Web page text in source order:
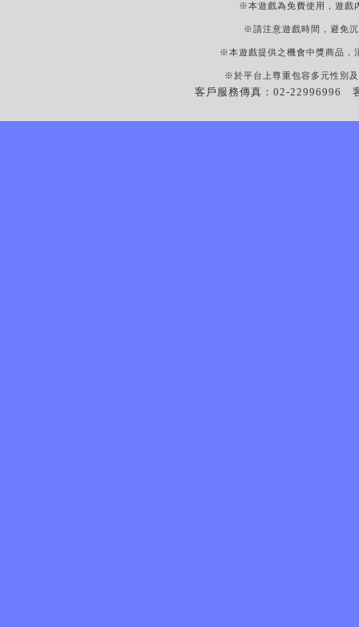
※本遊戲為免費使用，遊戲
※請注意遊戲時間，避免
※本遊戲提供之機會中獎商品，
※於平台上尊重包容多元性別
客戶服務傳真：02-22996996